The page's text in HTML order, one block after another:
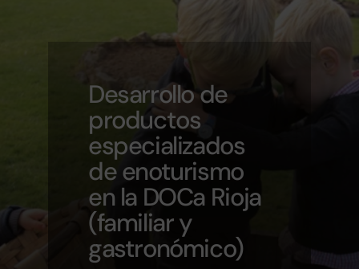
PROYECTOS
BLOG
CONTACTO
Desarrollo de
productos
especializados
de enoturismo
en la DOCa Rioja
(familiar y
gastronómico)